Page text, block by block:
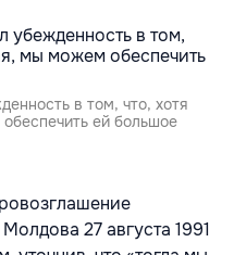
в том, что, хотя
ей большое
27 августа 1991